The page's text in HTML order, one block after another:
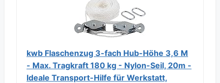
kwb Flaschenzug 3-fach Hub-Höhe 3,6 M
- Max. Tragkraft 180 kg - Nylon-Seil, 20m -
Ideale Transport-Hilfe für Werkstatt,